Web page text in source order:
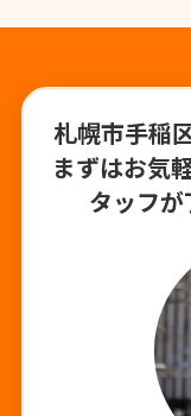
札幌市手稲
まずはお気
タッフが